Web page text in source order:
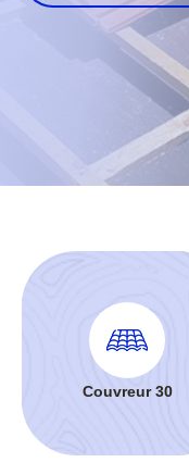
Couvreur 30